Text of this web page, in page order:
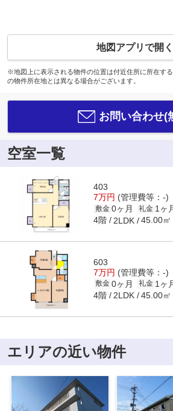
地図アプリで開く
※地図上に表示される物件の位置は付近住所に所在す
の物件所在地とは異なる場合がございます。
お問い合わせ(
空室一覧
403
7万円 (管理費等：-)
敷金 0ヶ月 礼金 1ヶ
4階 2LDK 45.00㎡
603
7万円 (管理費等：-)
敷金 0ヶ月 礼金 1ヶ
4階 2LDK 45.00㎡
エリアの近い物件